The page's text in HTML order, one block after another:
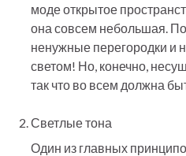
моде открытое
она совсем небольшая.
ненужные перегородки и
светом! Но, конечно,
так что во всем должна
Светлые тона
Один из главных